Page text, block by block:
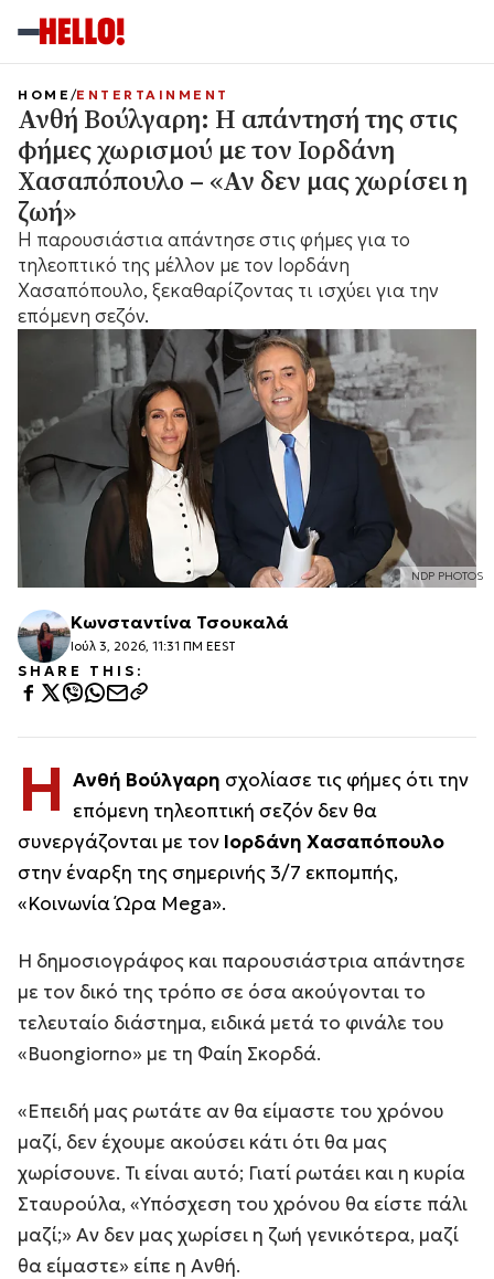
NDP PHOTOS
HOME ENTERTAINMENT
Ανθή Βούλγαρη: Η απάντησή της στις
φήμες χωρισμού με τον Ιορδάνη
Χασαπόπουλο – «Αν δεν μας χωρίσει η
ζωή»
Η παρουσιάστια απάντησε στις φήμες για το
τηλεοπτικό της μέλλον με τον Ιορδάνη
Χασαπόπουλο, ξεκαθαρίζοντας τι ισχύει για την
επόμενη σεζόν.
Κωνσταντίνα Τσουκαλά
Ιούλ 3, 2026, 11:31 ΠΜ EEST
SHARE THIS:
Η Ανθή Βούλγαρη σχολίασε τις φήμες ότι την
επόμενη τηλεοπτική σεζόν δεν θα
συνεργάζονται με τον Ιορδάνη Χασαπόπουλο
στην έναρξη της σημερινής 3/7 εκπομπής,
«Κοινωνία Ώρα Mega».
Η δημοσιογράφος και παρουσιάστρια απάντησε
με τον δικό της τρόπο σε όσα ακούγονται το
τελευταίο διάστημα, ειδικά μετά το φινάλε του
«Buongiorno» με τη Φαίη Σκορδά.
«Επειδή μας ρωτάτε αν θα είμαστε του χρόνου
μαζί, δεν έχουμε ακούσει κάτι ότι θα μας
χωρίσουνε. Τι είναι αυτό; Γιατί ρωτάει και η κυρία
Σταυρούλα, «Υπόσχεση του χρόνου θα είστε πάλι
μαζί;» Αν δεν μας χωρίσει η ζωή γενικότερα, μαζί
θα είμαστε» είπε η Ανθή.